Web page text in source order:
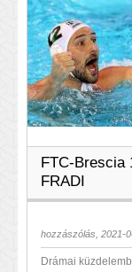
FTC-Brescia
FRADI
hozzászólás, 2021-
Drámai